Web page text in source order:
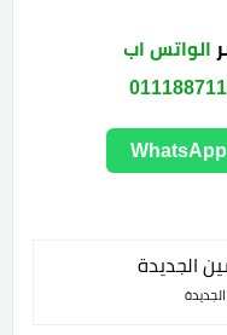
الواتس اب
WhatsApp